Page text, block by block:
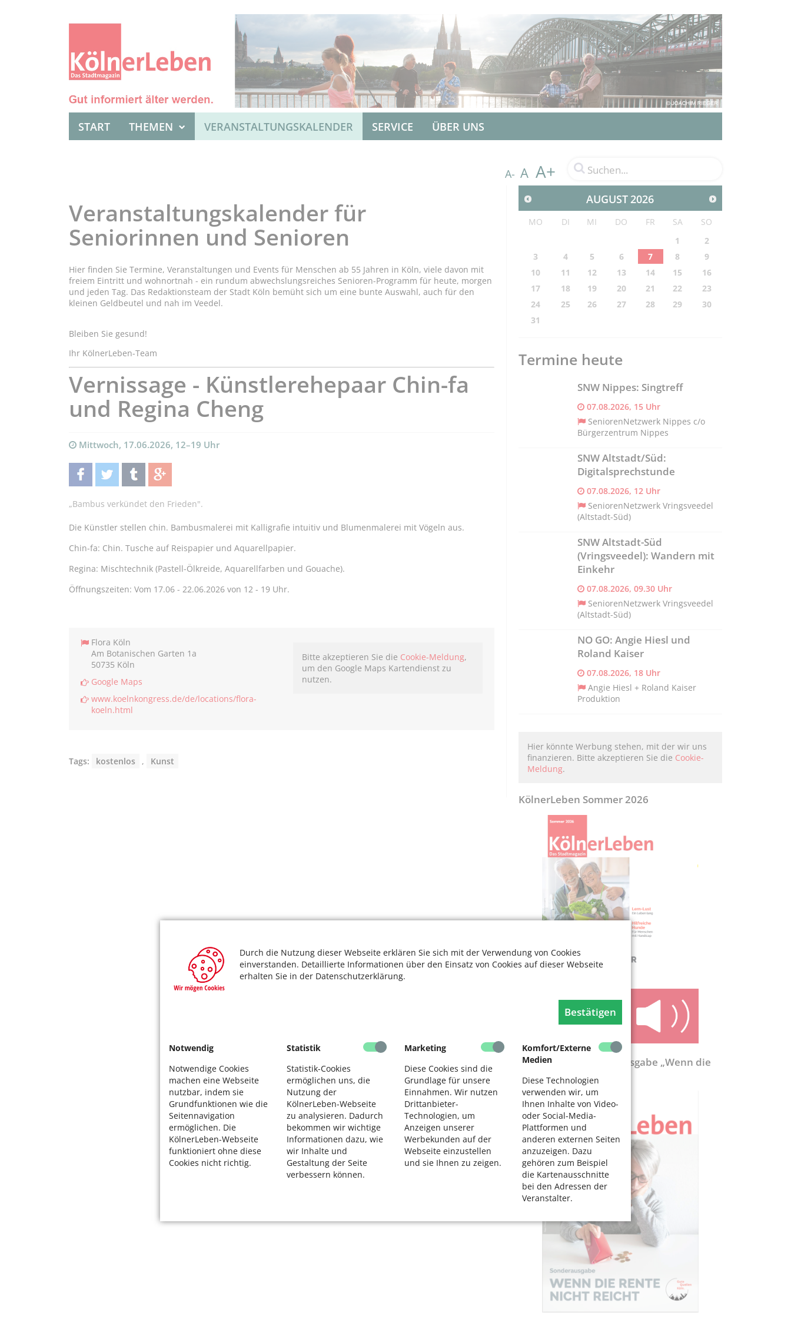
Durch die Nutzung dieser Webseite erklären Sie sich mit der Verwendung von Cookies
einverstanden. Detaillierte Informationen über den Einsatz von Cookies auf dieser Webseite
erhalten Sie in der Datenschutzerklärung.
Bestätigen
Notwendig
Notwendige Cookies
machen eine Webseite
nutzbar, indem sie
Grundfunktionen wie die
Seitennavigation
ermöglichen. Die
KölnerLeben-Webseite
funktioniert ohne diese
Cookies nicht richtig.
Statistik
Statistik-Cookies
ermöglichen uns, die
Nutzung der
KölnerLeben-Webseite
zu analysieren. Dadurch
bekommen wir wichtige
Informationen dazu, wie
wir Inhalte und
Gestaltung der Seite
verbessern können.
Marketing
Diese Cookies sind die
Grundlage für unsere
Einnahmen. Wir nutzen
Drittanbieter-
Technologien, um
Anzeigen unserer
Werbekunden auf der
Webseite einzustellen
und sie Ihnen zu zeigen.
Komfort/Externe
Medien
Diese Technologien
verwenden wir, um
Ihnen Inhalte von Video-
oder Social-Media-
Plattformen und
anderen externen Seiten
anzuzeigen. Dazu
gehören zum Beispiel
die Kartenausschnitte
bei den Adressen der
Veranstalter.
START THEMEN VERANSTALTUNGSKALENDER SERVICE ÜBER UNS
A- A A+
Veranstaltungskalender für
Seniorinnen und Senioren
Hier finden Sie Termine, Veranstaltungen und Events für Menschen ab 55 Jahren in Köln, viele davon mit
freiem Eintritt und wohnortnah - ein rundum abwechslungsreiches Senioren-Programm für heute, morgen
und jeden Tag. Das Redaktionsteam der Stadt Köln bemüht sich um eine bunte Auswahl, auch für den
kleinen Geldbeutel und nah im Veedel.
Bleiben Sie gesund!
Ihr KölnerLeben-Team
Vernissage - Künstlerehepaar Chin-fa
und Regina Cheng
Mittwoch, 17.06.2026, 12–19 Uhr
teilentwittern teilen teilen
„Bambus verkündet den Frieden".
Die Künstler stellen chin. Bambusmalerei mit Kalligrafie intuitiv und Blumenmalerei mit Vögeln aus.
Chin-fa: Chin. Tusche auf Reispapier und Aquarellpapier.
Regina: Mischtechnik (Pastell-Ölkreide, Aquarellfarben und Gouache).
Öffnungszeiten: Vom 17.06 - 22.06.2026 von 12 - 19 Uhr.
Flora Köln
Am Botanischen Garten 1a
50735 Köln
Google Maps
www.koelnkongress.de/de/locations/flora-
koeln.html
Bitte akzeptieren Sie die Cookie-Meldung,
um den Google Maps Kartendienst zu
nutzen.
Tags: kostenlos , Kunst
AUGUST2026
MO DI MI DO FR SA
SO
1
2
3
4 5 6 7 8
9
10
11 12 13 14 15
16
17
18 19 20 21 22
23
24
25 26 27 28 29
30
31
Termine heute
SNW Nippes: Singtreff
07.08.2026, 15 Uhr
SeniorenNetzwerk Nippes c/o
Bürgerzentrum Nippes
SNW Altstadt/Süd:
Digitalsprechstunde
07.08.2026, 12 Uhr
SeniorenNetzwerk Vringsveedel
(Altstadt-Süd)
SNW Altstadt-Süd
(Vringsveedel): Wandern mit
Einkehr
07.08.2026, 09.30 Uhr
SeniorenNetzwerk Vringsveedel
(Altstadt-Süd)
NO GO: Angie Hiesl und
Roland Kaiser
07.08.2026, 18 Uhr
Angie Hiesl + Roland Kaiser
Produktion
Hier könnte Werbung stehen, mit der wir uns
finanzieren. Bitte akzeptieren Sie die Cookie-
Meldung.
KölnerLeben Sommer 2026
KölnerLeben-Sonderausgabe „Wenn die
Rente nicht reicht“